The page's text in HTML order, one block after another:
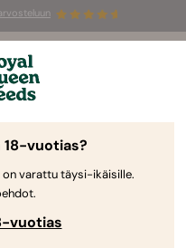
–50 %
⏤
Royal Queen Seedsiltä
vuotias?
varattu täysi-ikäisille.
vuotias